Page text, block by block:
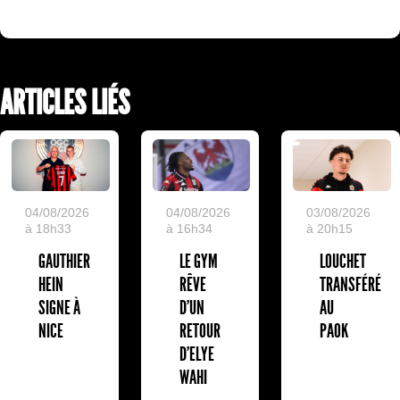
ARTICLES LIÉS
04/08/2026
à 18h33
GAUTHIER
HEIN
SIGNE À
NICE
04/08/2026
à 16h34
LE GYM
RÊVE
D’UN
RETOUR
D’ELYE
WAHI
03/08/2026
à 20h15
LOUCHET
TRANSFÉRÉ
AU
PAOK